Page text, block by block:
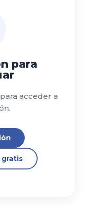
para
acceder a
gratis